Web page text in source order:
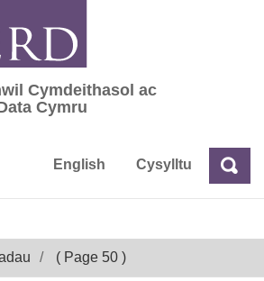
Cymdeithasol ac
Cymdeithasol ac
Cymru
English Cysylltu Chwilio
( Page 50 )